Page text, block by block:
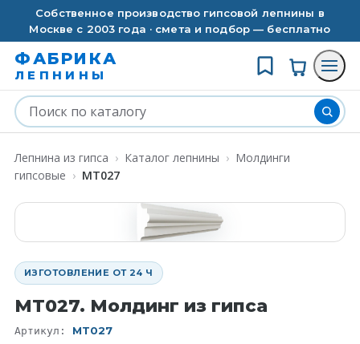
Собственное производство гипсовой лепнины в
Москве с 2003 года · смета и подбор — бесплатно
ФАБРИКА
ЛЕПНИНЫ
Лепнина из гипса › Каталог лепнины › Молдинги
гипсовые › MT027
ИЗГОТОВЛЕНИЕ ОТ 24 Ч
MT027. Молдинг из гипса
Артикул: MT027